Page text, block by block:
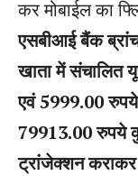
कर मोबाईल का
एसबीआई बैंक
खाता में संचालित
एवं 5999.00
79913.00 रुपये
ट्रांजेक्शन कराकर